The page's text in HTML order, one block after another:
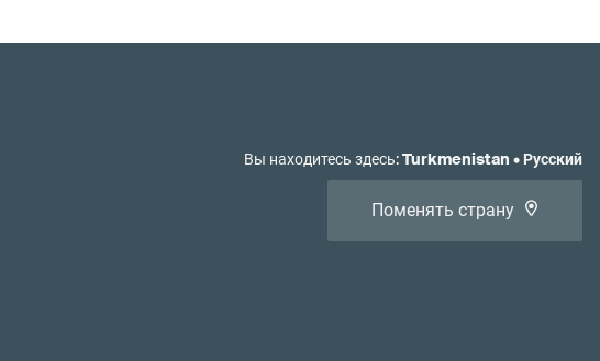
Вы находитесь здесь:Turkmenistan • Русский
Поменять страну